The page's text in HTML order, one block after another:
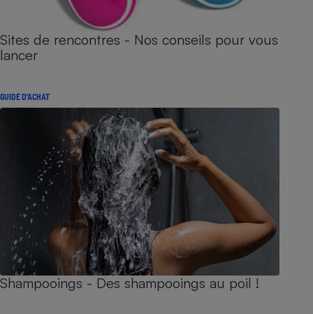
Sites de rencontres - Nos conseils pour vous
lancer
GUIDE D'ACHAT
Shampooings - Des shampooings au poil !